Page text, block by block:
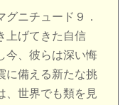
ニチュード９．
上げてきた自信
今、彼らは深い悔
に備える新たな挑
、世界でも類を見